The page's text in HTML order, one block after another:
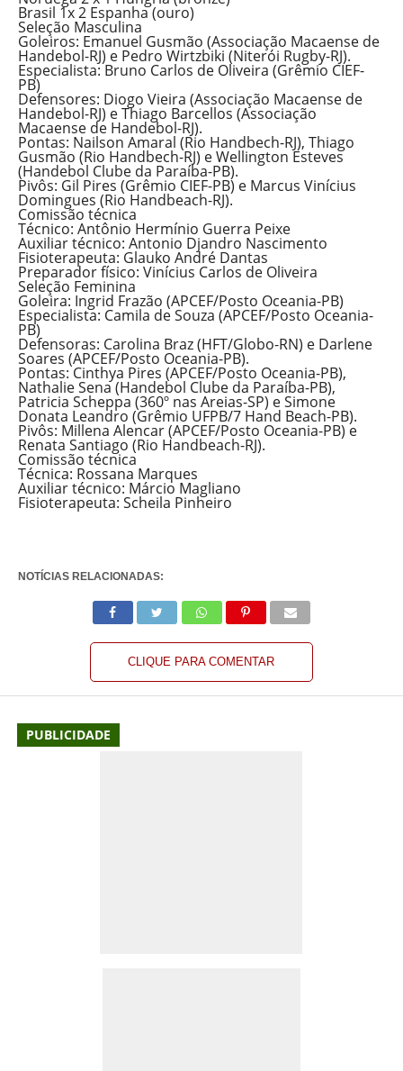
Brasil 1x 2 Espanha (ouro)
Seleção Masculina
Goleiros: Emanuel Gusmão (Associação Macaense de
Handebol-RJ) e Pedro Wirtzbiki (Niterói Rugby-RJ).
Especialista: Bruno Carlos de Oliveira (Grêmio CIEF-
PB)
Defensores: Diogo Vieira (Associação Macaense de
Handebol-RJ) e Thiago Barcellos (Associação
Macaense de Handebol-RJ).
Pontas: Nailson Amaral (Rio Handbech-RJ), Thiago
Gusmão (Rio Handbech-RJ) e Wellington Esteves
(Handebol Clube da Paraíba-PB).
Pivôs: Gil Pires (Grêmio CIEF-PB) e Marcus Vinícius
Domingues (Rio Handbeach-RJ).
Comissão técnica
Técnico: Antônio Hermínio Guerra Peixe
Auxiliar técnico: Antonio Djandro Nascimento
Fisioterapeuta: Glauko André Dantas
Preparador físico: Vinícius Carlos de Oliveira
Seleção Feminina
Goleira: Ingrid Frazão (APCEF/Posto Oceania-PB)
Especialista: Camila de Souza (APCEF/Posto Oceania-
PB)
Defensoras: Carolina Braz (HFT/Globo-RN) e Darlene
Soares (APCEF/Posto Oceania-PB).
Pontas: Cinthya Pires (APCEF/Posto Oceania-PB),
Nathalie Sena (Handebol Clube da Paraíba-PB),
Patricia Scheppa (360º nas Areias-SP) e Simone
Donata Leandro (Grêmio UFPB/7 Hand Beach-PB).
Pivôs: Millena Alencar (APCEF/Posto Oceania-PB) e
Renata Santiago (Rio Handbeach-RJ).
Comissão técnica
Técnica: Rossana Marques
Auxiliar técnico: Márcio Magliano
Fisioterapeuta: Scheila Pinheiro
NOTÍCIAS RELACIONADAS:
CLIQUE PARA COMENTAR
PUBLICIDADE